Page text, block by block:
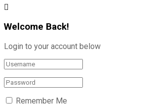
Welcome Back!
Login to your account below
Remember Me